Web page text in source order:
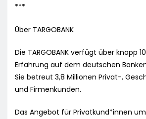
***
Über TARGOBANK
Die TARGOBANK verfügt über knapp
Erfahrung auf dem deutschen
Sie betreut 3,8 Millionen Privat-,
und Firmenkunden.
Das Angebot für Privatkund*innen